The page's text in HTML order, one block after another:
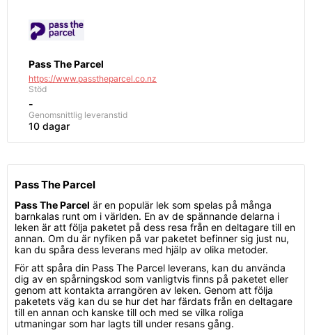
Pass The Parcel
https://www.passtheparcel.co.nz
Stöd
-
Genomsnittlig leveranstid
10 dagar
Pass The Parcel
Pass The Parcel är en populär lek som spelas på många
barnkalas runt om i världen. En av de spännande delarna i
leken är att följa paketet på dess resa från en deltagare till en
annan. Om du är nyfiken på var paketet befinner sig just nu,
kan du spåra dess leverans med hjälp av olika metoder.
För att spåra din Pass The Parcel leverans, kan du använda
dig av en spårningskod som vanligtvis finns på paketet eller
genom att kontakta arrangören av leken. Genom att följa
paketets väg kan du se hur det har färdats från en deltagare
till en annan och kanske till och med se vilka roliga
utmaningar som har lagts till under resans gång.